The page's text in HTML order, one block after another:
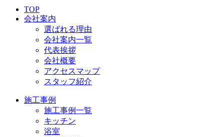
TOP
会社案内
選ばれる理由
会社案内一覧
代表挨拶
会社概要
アクセスマップ
スタッフ紹介
施工事例
施工事例一覧
キッチン
浴室